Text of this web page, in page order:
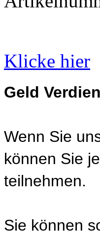
Klicke hier
Geld
Wenn Sie
können Sie
teilnehmen.
Sie können